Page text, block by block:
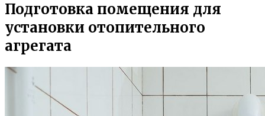
Подготовка помещения для
установки отопительного
агрегата